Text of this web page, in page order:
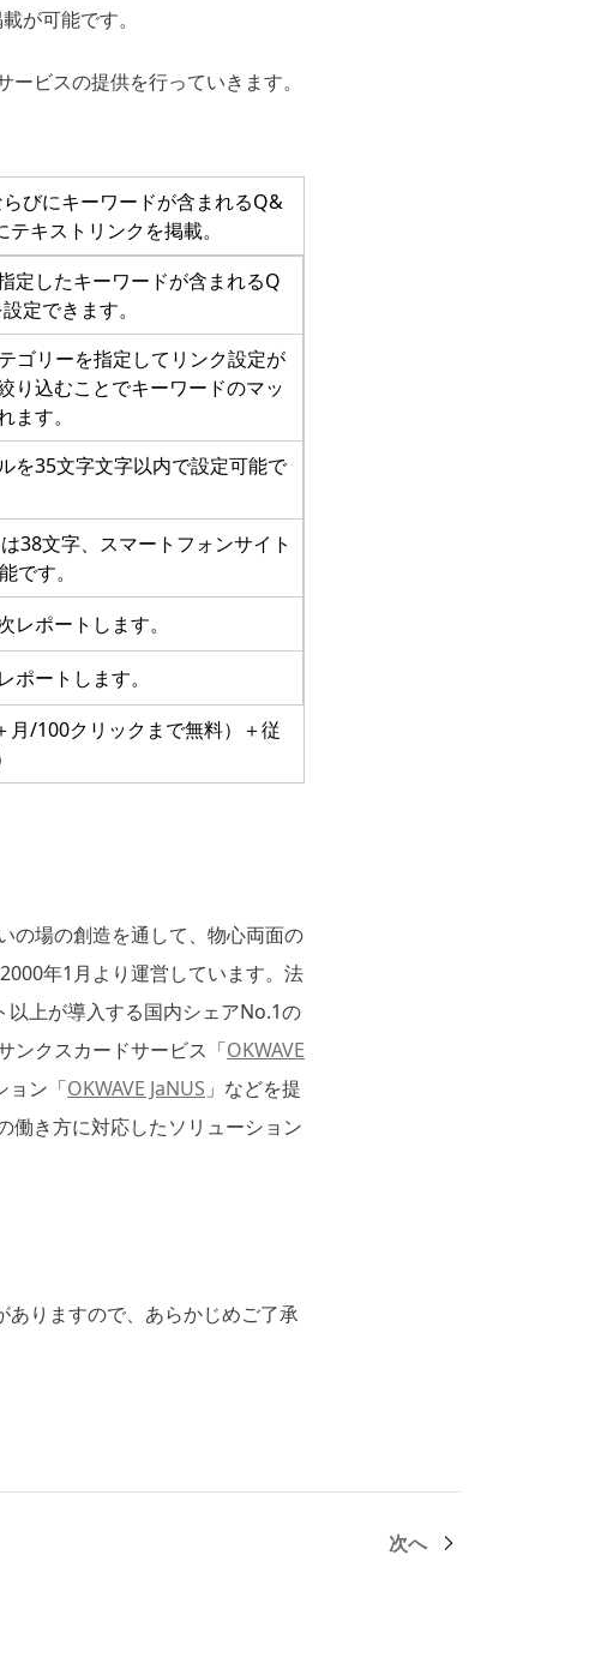
が可能です。
ビスの提供を行っていきます。
びにキーワードが含まれるQ&
キストリンクを掲載。
定したキーワードが含まれるQ
定できます。
ゴリーを指定してリンク設定が
り込むことでキーワードのマッ
す。
を35文字文字以内で設定可能で
38文字、スマートフォンサイト
です。
レポートします。
ポートします。
月/100クリックまで無料）＋従
の場の創造を通して、物心両面の
2000年1月より運営しています。法
以上が導入する国内シェアNo.1の
ンクスカードサービス「OKWAVE
ョン「OKWAVE JaNUS 」などを提
働き方に対応したソリューション
りますので、あらかじめご了承
次へ